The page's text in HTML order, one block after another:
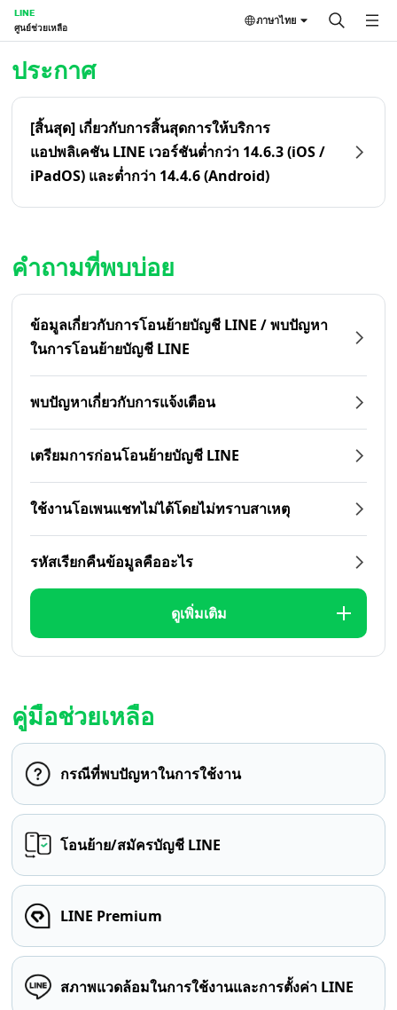
LINE
ศูนย์ช่วยเหลือ
ภาษาไทย
ประกาศ
[สิ้นสุด] เกี่ยวกับการสิ้นสุดการให้บริการ
แอปพลิเคชัน LINE เวอร์ชันต่ำกว่า 14.6.3 (iOS /
iPadOS) และต่ำกว่า 14.4.6 (Android)
คำถามที่พบบ่อย
ข้อมูลเกี่ยวกับการโอนย้ายบัญชี LINE / พบปัญหา
ในการโอนย้ายบัญชี LINE
พบปัญหาเกี่ยวกับการแจ้งเตือน
เตรียมการก่อนโอนย้ายบัญชี LINE
ใช้งานโอเพนแชทไม่ได้โดยไม่ทราบสาเหตุ
รหัสเรียกคืนข้อมูลคืออะไร
ดูเพิ่มเติม
คู่มือช่วยเหลือ
กรณีที่พบปัญหาในการใช้งาน
โอนย้าย/สมัครบัญชี LINE
LINE Premium
สภาพแวดล้อมในการใช้งานและการตั้งค่า LINE